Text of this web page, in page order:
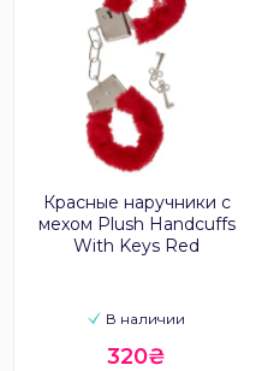
Красные наручники с
мехом Plush Handcuffs
With Keys Red
В наличии
320₴